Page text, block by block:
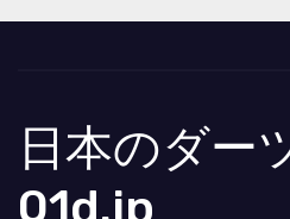
日本のダー